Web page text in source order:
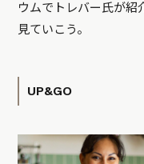
ウムでトレバー氏が紹
見ていこう。
UP&GO